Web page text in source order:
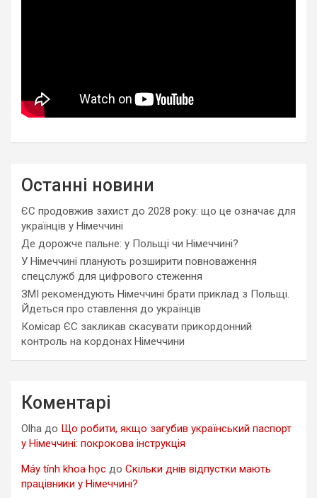
Останні новини
ЄС продовжив захист до 2028 року: що це означає для
українців у Німеччині
Де дорожче пальне: у Польщі чи Німеччині?
У Німеччині планують розширити повноваження
спецслужб для цифрового стеження
ЗМІ рекомендують Німеччині брати приклад з Польщі.
Йдеться про ставлення до українців
Комісар ЄС закликав скасувати прикордонний
контроль на кордонах Німеччини
Коментарі
Olha до Що робити, якщо загубив український паспорт
у Німеччині: покрокова інструкція
Máy tính khoa học до Скільки днів відпустки мають
працівники у Німеччині?